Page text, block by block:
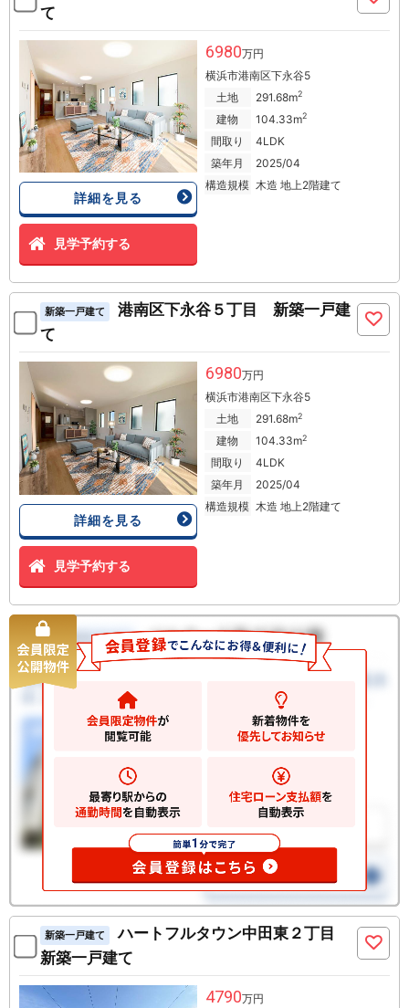
て
詳細を見る
見学予約する
6980万円
横浜市港南区下永谷5
土地
291.68m2
建物 104.33m2
間取り
4LDK
築年月
2025/04
構造規模 木造 地上2階建て
新築一戸建て
港南区下永谷５丁目 新築一戸建
て
詳細を見る
見学予約する
6980万円
横浜市港南区下永谷5
土地
291.68m2
建物 104.33m2
間取り
4LDK
築年月
2025/04
構造規模 木造 地上2階建て
新築一戸建て
ハートフルタウン中田東２丁目
新築一戸建て
4790万円